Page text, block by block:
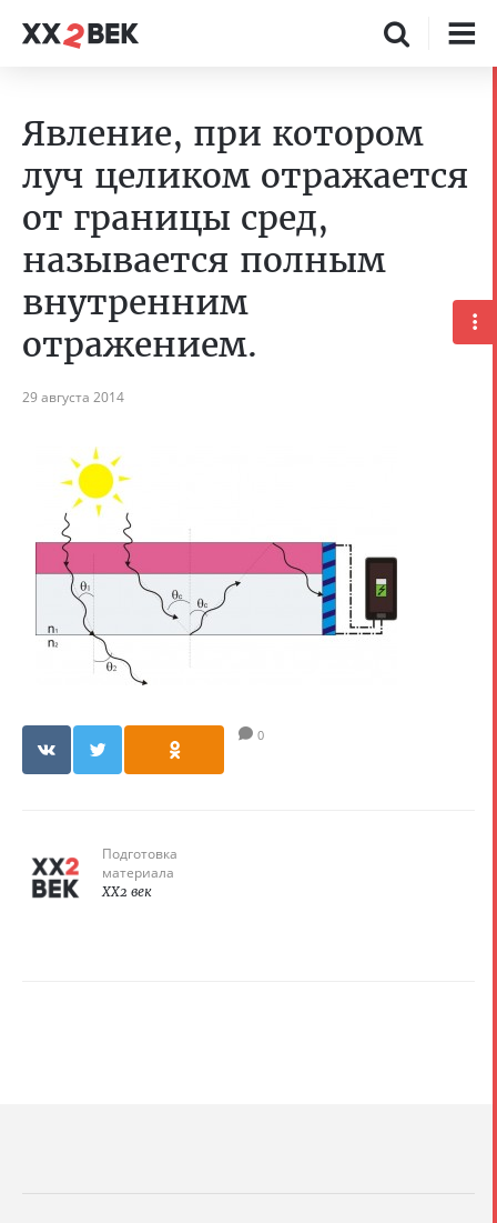
Явление, при котором
луч целиком отражается
от границы сред,
называется полным
внутренним
отражением.
29 августа 2014
0
Подготовка
материала
XX2 век